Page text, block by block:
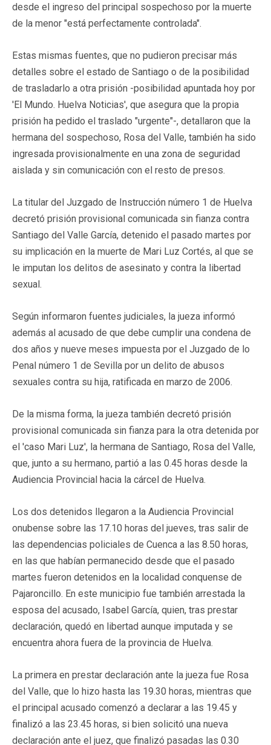
desde el ingreso del principal sospechoso por la muerte
de la menor "está perfectamente controlada".
Estas mismas fuentes, que no pudieron precisar más
detalles sobre el estado de Santiago o de la posibilidad
de trasladarlo a otra prisión -posibilidad apuntada hoy por
'El Mundo. Huelva Noticias', que asegura que la propia
prisión ha pedido el traslado "urgente"-, detallaron que la
hermana del sospechoso, Rosa del Valle, también ha sido
ingresada provisionalmente en una zona de seguridad
aislada y sin comunicación con el resto de presos.
La titular del Juzgado de Instrucción número 1 de Huelva
decretó prisión provisional comunicada sin fianza contra
Santiago del Valle García, detenido el pasado martes por
su implicación en la muerte de Mari Luz Cortés, al que se
le imputan los delitos de asesinato y contra la libertad
sexual.
Según informaron fuentes judiciales, la jueza informó
además al acusado de que debe cumplir una condena de
dos años y nueve meses impuesta por el Juzgado de lo
Penal número 1 de Sevilla por un delito de abusos
sexuales contra su hija, ratificada en marzo de 2006.
De la misma forma, la jueza también decretó prisión
provisional comunicada sin fianza para la otra detenida por
el 'caso Mari Luz', la hermana de Santiago, Rosa del Valle,
que, junto a su hermano, partió a las 0.45 horas desde la
Audiencia Provincial hacia la cárcel de Huelva.
Los dos detenidos llegaron a la Audiencia Provincial
onubense sobre las 17.10 horas del jueves, tras salir de
las dependencias policiales de Cuenca a las 8.50 horas,
en las que habían permanecido desde que el pasado
martes fueron detenidos en la localidad conquense de
Pajaroncillo. En este municipio fue también arrestada la
esposa del acusado, Isabel García, quien, tras prestar
declaración, quedó en libertad aunque imputada y se
encuentra ahora fuera de la provincia de Huelva.
La primera en prestar declaración ante la jueza fue Rosa
del Valle, que lo hizo hasta las 19.30 horas, mientras que
el principal acusado comenzó a declarar a las 19.45 y
finalizó a las 23.45 horas, si bien solicitó una nueva
declaración ante el juez, que finalizó pasadas las 0.30